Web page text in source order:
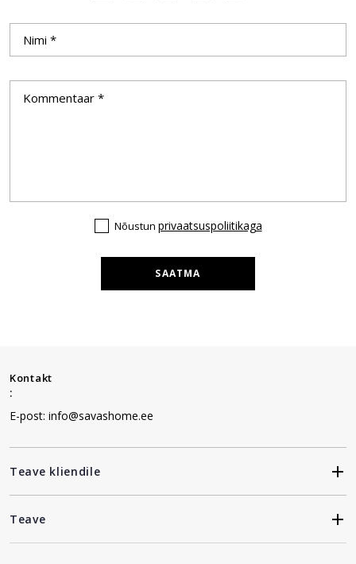
Nõustun privaatsuspoliitikaga
SAATMA
Kontakt
:
E-post: info@savashome.ee
Teave kliendile
Teave